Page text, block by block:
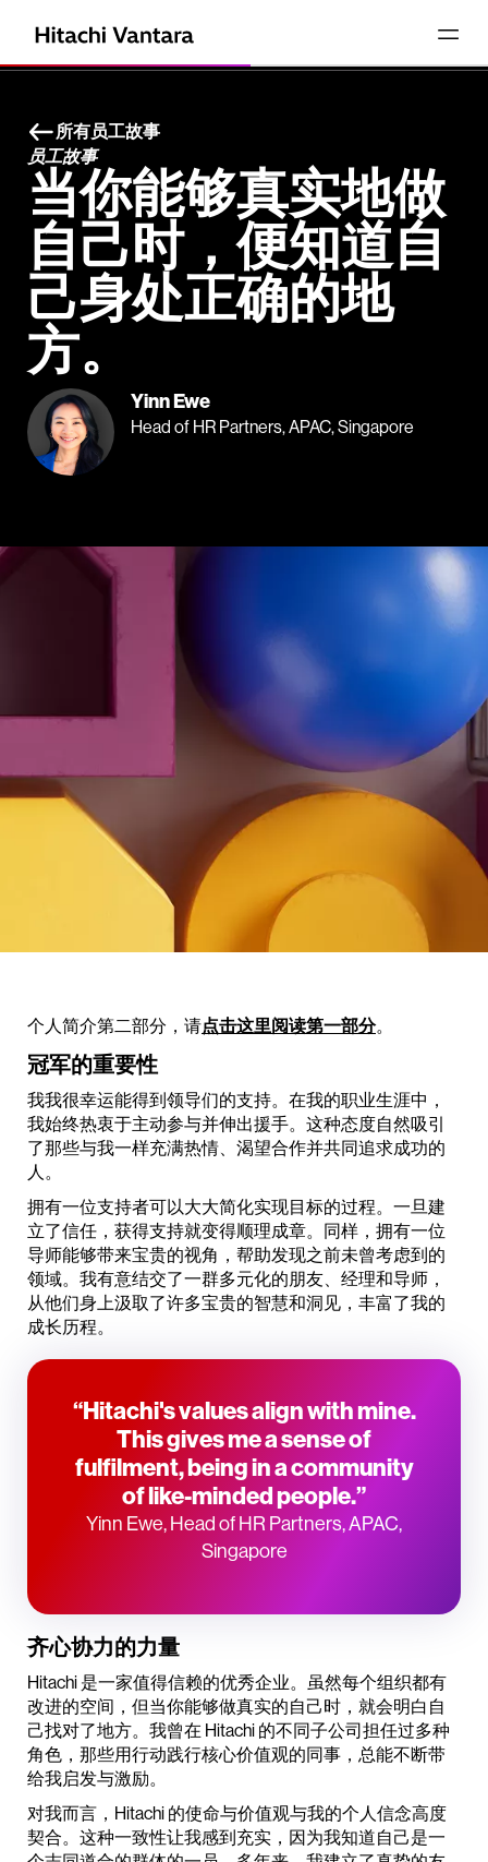
所有员工故事
员工故事
当你能够真实地做
自己时，便知道自
己身处正确的地
方。
Yinn Ewe
Head of HR Partners, APAC, Singapore
个人简介第二部分，请点击这里阅读第一部分。
冠军的重要性
我我很幸运能得到领导们的支持。在我的职业生涯中，
我始终热衷于主动参与并伸出援手。这种态度自然吸引
了那些与我一样充满热情、渴望合作并共同追求成功的
人。
拥有一位支持者可以大大简化实现目标的过程。一旦建
立了信任，获得支持就变得顺理成章。同样，拥有一位
导师能够带来宝贵的视角，帮助发现之前未曾考虑到的
领域。我有意结交了一群多元化的朋友、经理和导师，
从他们身上汲取了许多宝贵的智慧和洞见，丰富了我的
成长历程。
“Hitachi's values align with mine.
This gives me a sense of
fulfilment, being in a community
of like-minded people.”
Yinn Ewe, Head of HR Partners, APAC,
Singapore
齐心协力的力量
Hitachi 是一家值得信赖的优秀企业。虽然每个组织都有
改进的空间，但当你能够做真实的自己时，就会明白自
己找对了地方。我曾在 Hitachi 的不同子公司担任过多种
角色，那些用行动践行核心价值观的同事，总能不断带
给我启发与激励。
对我而言，Hitachi 的使命与价值观与我的个人信念高度
契合。这种一致性让我感到充实，因为我知道自己是一